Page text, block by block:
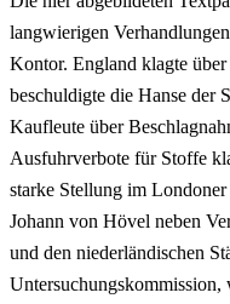
langwierigen
Kontor. England klagte
beschuldigte die Hanse der
Kaufleute über
Ausfuhrverbote für Stoffe
starke Stellung im
Johann von Hövel neben
und den niederländischen
Untersuchungskommission,